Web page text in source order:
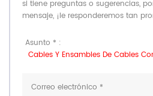
si tiene preguntas o sugerencias,
mensaje, ¡le responderemos tan
Asunto * :
Cables Y Ensambles De Cables